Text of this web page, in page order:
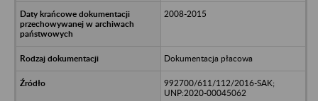
2008-2015
Dokumentacja płacowa
992700/611/112/2016-SAK;
UNP:2020-00045062